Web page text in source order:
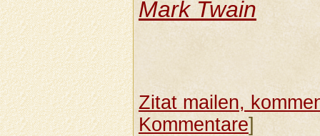
Mark Twain
Zitat mailen,
Kommentare]